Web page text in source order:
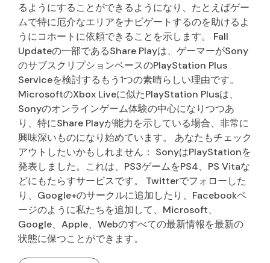
るようにすることができるようになり、たとえばゲー
ムで特に厄介なエリアをナビゲートするのを助けるよ
うにコホートに依頼できることを示します。 Fall
Updateの一部であるShare Playは、ゲーマーがSony
のサブスクリプションベースのPlayStation Plus
Serviceを検討するもう1つの素晴らしい理由です。
MicrosoftのXbox Liveに似たPlayStation Plusは、
Sonyのオンラインゲーム体験の中心になりつつあ
り、特にShare Playが能力を示している場合、非常に
興味深いものになり始めています。 あなたもチェック
アウトしたいかもしれません： SonyはPlayStationを
発表しました。これは、PS3ゲームをPS4、PS Vitaな
どにもたらすサービスです。 Twitterでフォローした
り、Google+のサークルに追加したり、Facebookペ
ージのように私たちを追加して、Microsoft、
Google、Apple、Webのすべての最新情報を最新の
状態に保つことができます。